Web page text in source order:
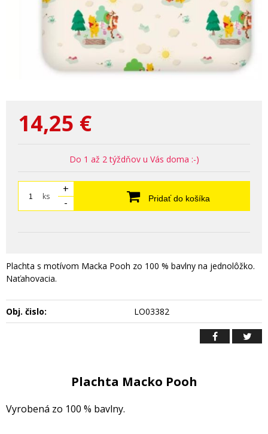
14,25 €
Do 1 až 2 týždňov u Vás doma :-)
ks
+
-
Pridať do košíka
Plachta s motívom Macka Pooh zo 100 % bavlny na jednolôžko.
Naťahovacia.
Obj. čislo: LO03382
Plachta Macko Pooh
Vyrobená zo 100 % bavlny.